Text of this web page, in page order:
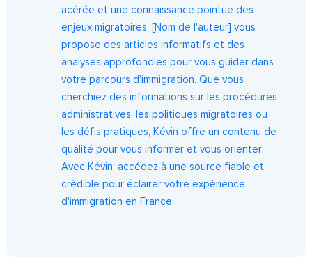
acérée et une connaissance pointue des
enjeux migratoires, [Nom de l'auteur] vous
propose des articles informatifs et des
analyses approfondies pour vous guider dans
votre parcours d'immigration. Que vous
cherchiez des informations sur les procédures
administratives, les politiques migratoires ou
les défis pratiques, Kévin offre un contenu de
qualité pour vous informer et vous orienter.
Avec Kévin, accédez à une source fiable et
crédible pour éclairer votre expérience
d'immigration en France.